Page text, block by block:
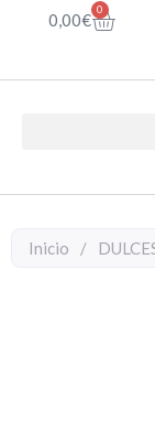
0,00€
0
Inicio /